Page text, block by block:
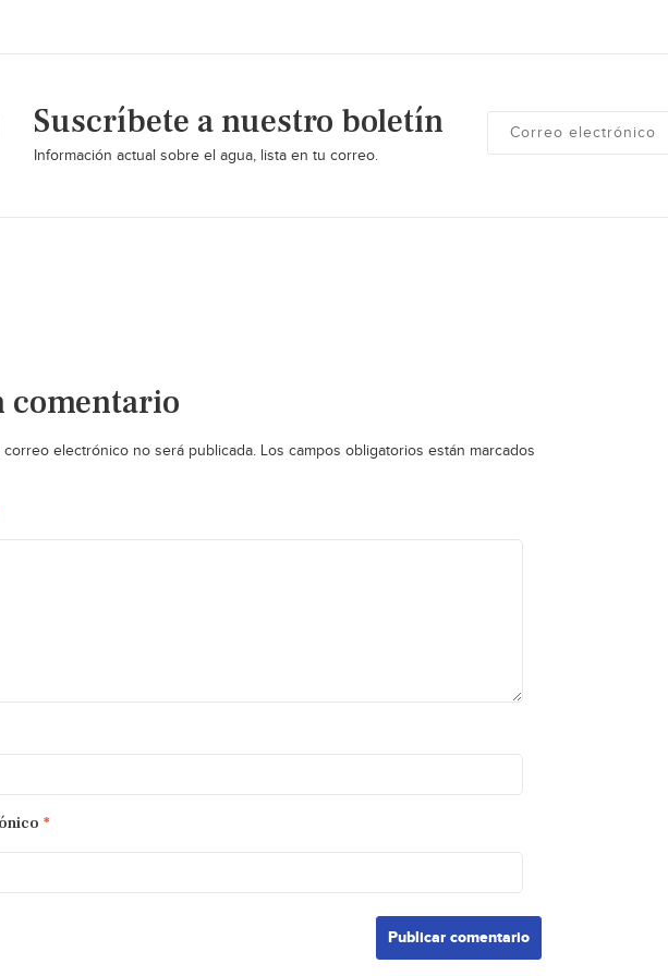
Suscríbete a nuestro boletín
Información actual sobre el agua, lista en tu correo.
comentario
electrónico no será publicada. Los campos obligatorios están marcados
*